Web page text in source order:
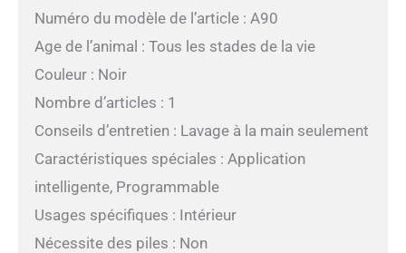
Numéro du modèle de l’article : A90
Age de l’animal : Tous les stades de la vie
Couleur : Noir
Nombre d’articles : 1
Conseils d’entretien : Lavage à la main seulement
Caractéristiques spéciales : Application
intelligente, Programmable
Usages spécifiques : Intérieur
Nécessite des piles : Non